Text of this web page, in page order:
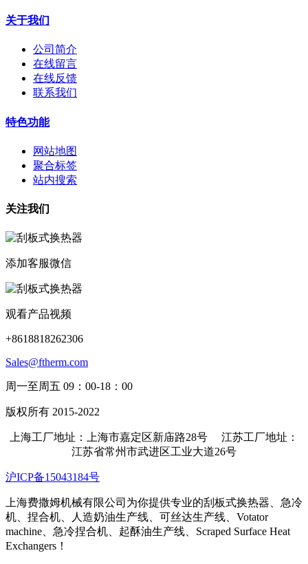
关于我们
公司简介
在线留言
在线反馈
联系我们
特色功能
网站地图
聚合标签
站内搜索
关注我们
添加客服微信
观看产品视频
+8618818262306
Sales@ftherm.com
周一至周五 09：00-18：00
版权所有 2015-2022
上海工厂地址：上海市嘉定区新庙路28号 江苏工厂地址：
江苏省常州市武进区工业大道26号
沪ICP备15043184号
上海费撒姆机械有限公司为你提供专业的刮板式换热器、急冷
机、捏合机、人造奶油生产线、可丝达生产线、Votator
machine、急冷捏合机、起酥油生产线、Scraped Surface Heat
Exchangers！